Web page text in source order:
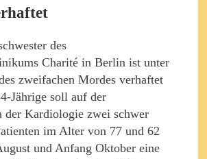
des
Charité in Berlin ist unter
zweifachen Mordes verhaftet
Jährige soll auf der
der Kardiologie zwei schwer
im Alter von 77 und 62
und Anfang Oktober eine